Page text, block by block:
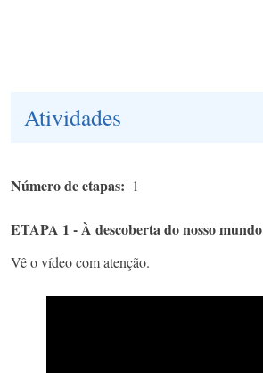
Atividades
Número de etapas 1
ETAPA 1 - À descoberta do nosso mundo
Vê o vídeo com atenção.